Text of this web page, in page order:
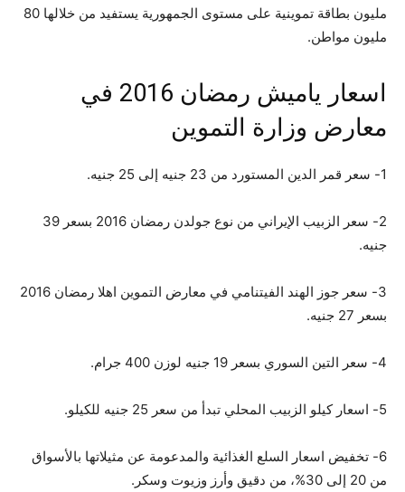
مليون بطاقة تموينية على مستوى الجمهورية يستفيد من خلالها 80
مليون مواطن.
اسعار ياميش رمضان 2016 في
معارض وزارة التموين
1- سعر قمر الدين المستورد من 23 جنيه إلى 25 جنيه.
2- سعر الزبيب الإيراني من نوع جولدن رمضان 2016 بسعر 39
جنيه.
3- سعر جوز الهند الفيتنامي في معارض التموين اهلا رمضان 2016
بسعر 27 جنيه.
4- سعر التين السوري بسعر 19 جنيه لوزن 400 جرام.
5- اسعار كيلو الزبيب المحلي تبدأ من سعر 25 جنيه للكيلو.
6- تخفيض اسعار السلع الغذائية والمدعومة عن مثيلاتها بالأسواق
من 20 إلى 30%، من دقيق وأرز وزيوت وسكر.